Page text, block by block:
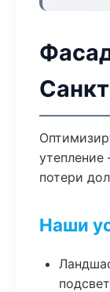
потери
Наши